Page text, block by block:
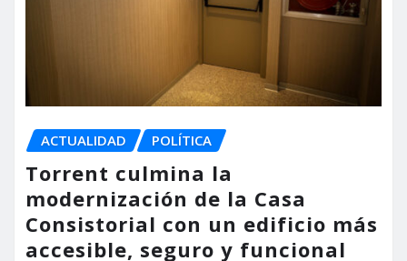
ACTUALIDAD POLÍTICA
Torrent culmina la
modernización de la Casa
Consistorial con un edificio más
accesible, seguro y funcional